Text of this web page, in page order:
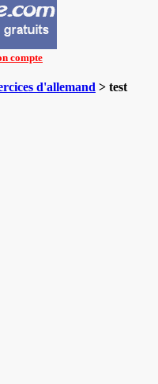
compte
d'allemand > test